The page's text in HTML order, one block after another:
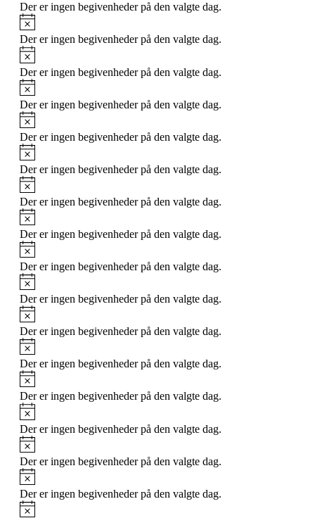
Der er ingen begivenheder på den valgte dag.
Notice
Der er ingen begivenheder på den valgte dag.
Notice
Der er ingen begivenheder på den valgte dag.
Notice
Der er ingen begivenheder på den valgte dag.
Notice
Der er ingen begivenheder på den valgte dag.
Notice
Der er ingen begivenheder på den valgte dag.
Notice
Der er ingen begivenheder på den valgte dag.
Notice
Der er ingen begivenheder på den valgte dag.
Notice
Der er ingen begivenheder på den valgte dag.
Notice
Der er ingen begivenheder på den valgte dag.
Notice
Der er ingen begivenheder på den valgte dag.
Notice
Der er ingen begivenheder på den valgte dag.
Notice
Der er ingen begivenheder på den valgte dag.
Notice
Der er ingen begivenheder på den valgte dag.
Notice
Der er ingen begivenheder på den valgte dag.
Notice
Der er ingen begivenheder på den valgte dag.
Notice